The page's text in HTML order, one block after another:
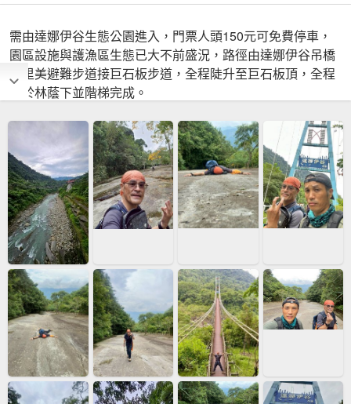
需由達娜伊谷生態公園進入，門票人頭150元可免費停車，
園區設施與護漁區生態已大不前盛況，路徑由達娜伊谷吊橋
經里美避難步道接巨石板步道，全程陡升至巨石板頂，全程
幾於林蔭下並階梯完成。